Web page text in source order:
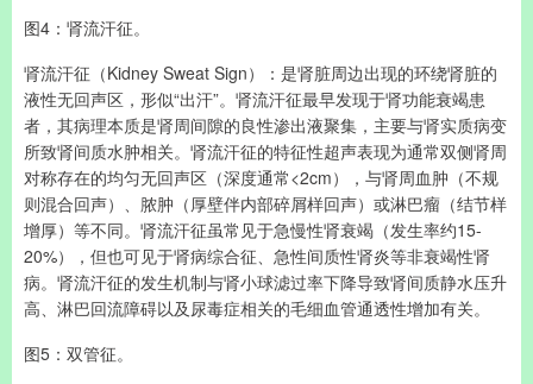
图4：肾流汗征。
肾流汗征（Kidney Sweat Sign）：是肾脏周边出现的环绕肾脏的
液性无回声区，形似“出汗”。肾流汗征最早发现于肾功能衰竭患
者，其病理本质是肾周间隙的良性渗出液聚集，主要与肾实质病变
所致肾间质水肿相关。肾流汗征的特征性超声表现为通常双侧肾周
对称存在的均匀无回声区（深度通常<2cm），与肾周血肿（不规
则混合回声）、脓肿（厚壁伴内部碎屑样回声）或淋巴瘤（结节样
增厚）等不同。肾流汗征虽常见于急慢性肾衰竭（发生率约15-
20%），但也可见于肾病综合征、急性间质性肾炎等非衰竭性肾
病。肾流汗征的发生机制与肾小球滤过率下降导致肾间质静水压升
高、淋巴回流障碍以及尿毒症相关的毛细血管通透性增加有关。
图5：双管征。